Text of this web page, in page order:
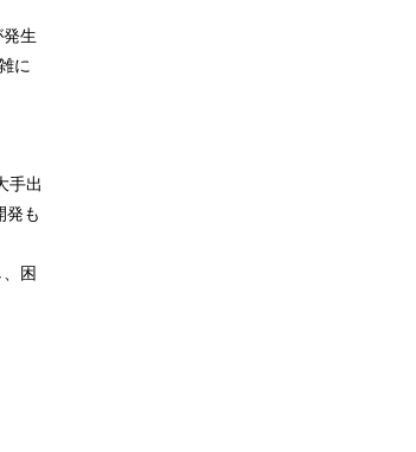
生
に
手出
発も
困